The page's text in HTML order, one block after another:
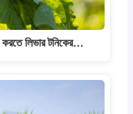
করতে লিভার টনিকের…